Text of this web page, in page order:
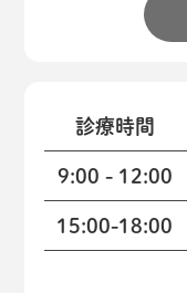
診療時間
9:00 - 12:00
15:00-18:00